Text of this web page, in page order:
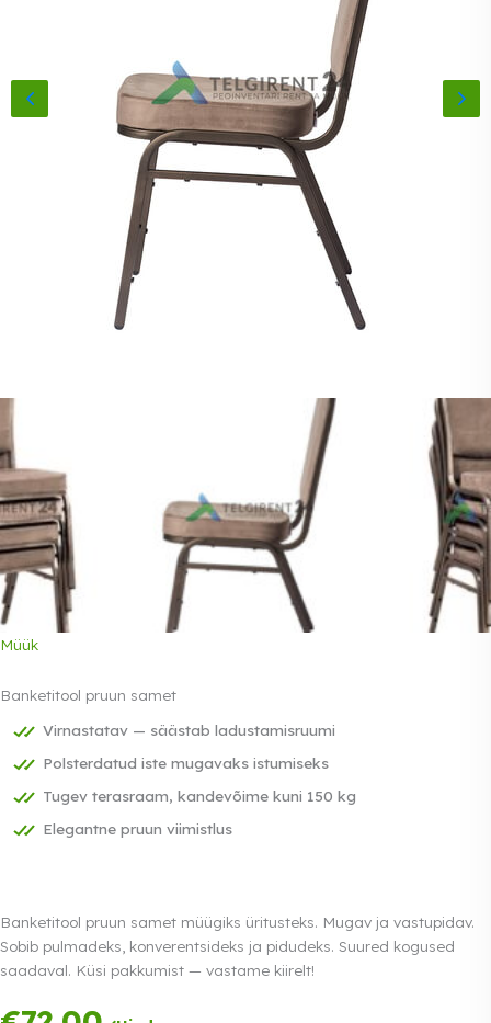
Müük
Banketitool pruun samet
Virnastatav — säästab ladustamisruumi
Polsterdatud iste mugavaks istumiseks
Tugev terasraam, kandevõime kuni 150 kg
Elegantne pruun viimistlus
Banketitool pruun samet müügiks üritusteks. Mugav ja vastupidav.
Sobib pulmadeks, konverentsideks ja pidudeks. Suured kogused
saadaval. Küsi pakkumist — vastame kiirelt!